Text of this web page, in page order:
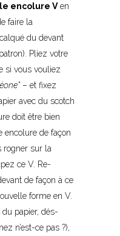
encolure Ven
faire la
du devant
Pliez votre
si vous vouliez
– et fixez
avec du scotch
doit être bien
encolure de façon
rogner sur la
ce V. Re-
de façon à ce
forme en V.
papier, dés-
n’est-ce pas ?),